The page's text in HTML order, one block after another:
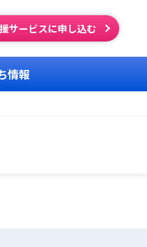
サービスに申し込む
情報